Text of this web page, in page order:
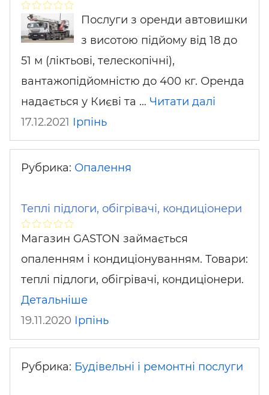
Послуги з оренди автовишки
з висотою підйому від 18 до
51 м (ліктьові, телескопічні),
вантажопідйомністю до 400 кг. Оренда
надається у Києві та … Читати далі
17.12.2021 Ірпінь
Рубрика: Опалення
Теплі підлоги, обігрівачі, кондиціонери
Магазин GASTON займається
опаленням і кондиціонуванням. Товари:
теплі підлоги, обігрівачі, кондиціонери.
Детальніше
19.11.2020 Ірпінь
Рубрика: Будівельні і ремонтні послуги